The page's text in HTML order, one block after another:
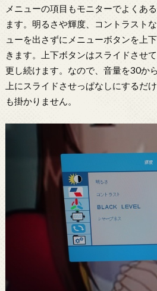
メニューの項目もモニターでよくあ
ます。明るさや輝度、コントラスト
ューを出さずにメニューボタンを上
きます。上下ボタンはスライドさせ
更し続けます。なので、音量を30か
上にスライドさせっぱなしにするだ
も掛かりません。